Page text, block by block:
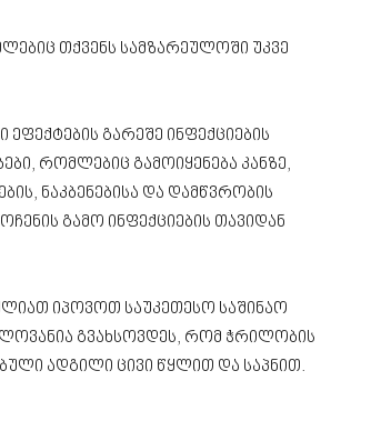
თქვენს სამზარეულოში უკვე
გარეშე ინფექციების
რომლებიც გამოიყენება კანზე,
ნაკბენებისა და დამწვრობის
გამო ინფექციების თავიდან
იპოვოთ საუკეთესო საშინაო
გვახსოვდეს, რომ ჭრილობის
ადგილი ცივი წყლით და საპნით.